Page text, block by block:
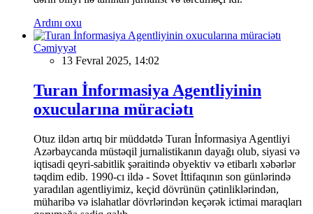
Ardını oxu
Cəmiyyət
13 Fevral 2025, 14:02
Turan İnformasiya Agentliyinin
oxucularına müraciətı
Otuz ildən artıq bir müddətdə Turan İnformasiya Agentliyi
Azərbaycanda müstəqil jurnalistikanın dayağı olub, siyasi və
iqtisadi qeyri-sabitlik şəraitində obyektiv və etibarlı xəbərlər
təqdim edib. 1990-cı ildə - Sovet İttifaqının son günlərində
yaradılan agentliyimiz, keçid dövrünün çətinliklərindən,
müharibə və islahatlar dövrlərindən keçərək ictimai maraqları